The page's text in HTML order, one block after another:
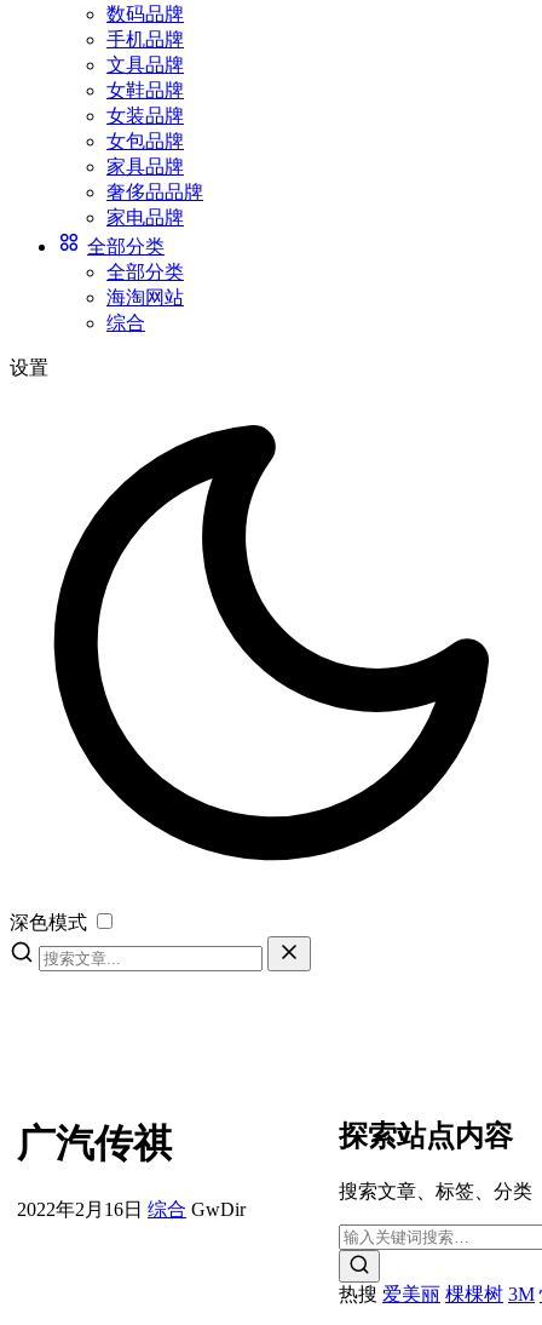
数码品牌
手机品牌
文具品牌
女鞋品牌
女装品牌
女包品牌
家具品牌
奢侈品品牌
家电品牌
全部分类
全部分类
海淘网站
综合
设置
深色模式
广汽传祺
2022年2月16日 综合 GwDir
探索站点内容
搜索文章、标签、分类
热搜 爱美丽 棵棵树 3M